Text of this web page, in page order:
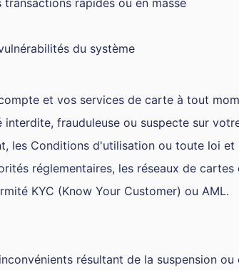
rapides ou en masse
du système
et vos services de carte à tout
frauduleuse ou suspecte sur
les Conditions d'utilisation ou toute loi
réglementaires, les réseaux de cartes
KYC (Know Your Customer) ou AML.
résultant de la suspension